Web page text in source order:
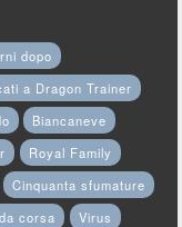
dopo
a Dragon Trainer
Biancaneve
Royal Family
Cinquanta sfumature
corsa
Virus